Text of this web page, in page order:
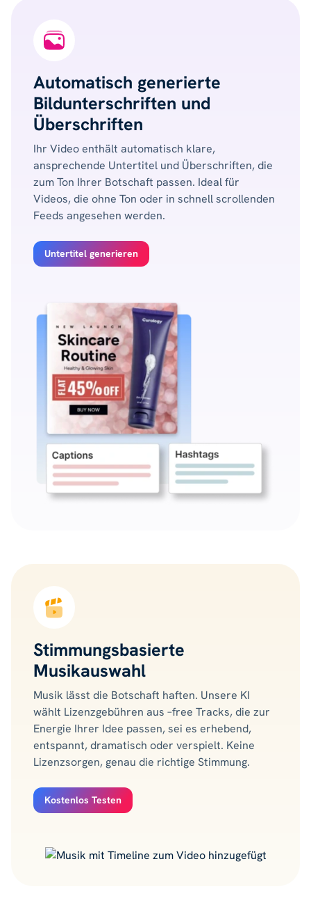
Automatisch generierte
Bildunterschriften und
Überschriften
Ihr Video enthält automatisch klare,
ansprechende Untertitel und Überschriften, die
zum Ton Ihrer Botschaft passen. Ideal für
Videos, die ohne Ton oder in schnell scrollenden
Feeds angesehen werden.
Untertitel generieren
Stimmungsbasierte
Musikauswahl
Musik lässt die Botschaft haften. Unsere KI
wählt Lizenzgebühren aus –free Tracks, die zur
Energie Ihrer Idee passen, sei es erhebend,
entspannt, dramatisch oder verspielt. Keine
Lizenzsorgen, genau die richtige Stimmung.
Kostenlos Testen